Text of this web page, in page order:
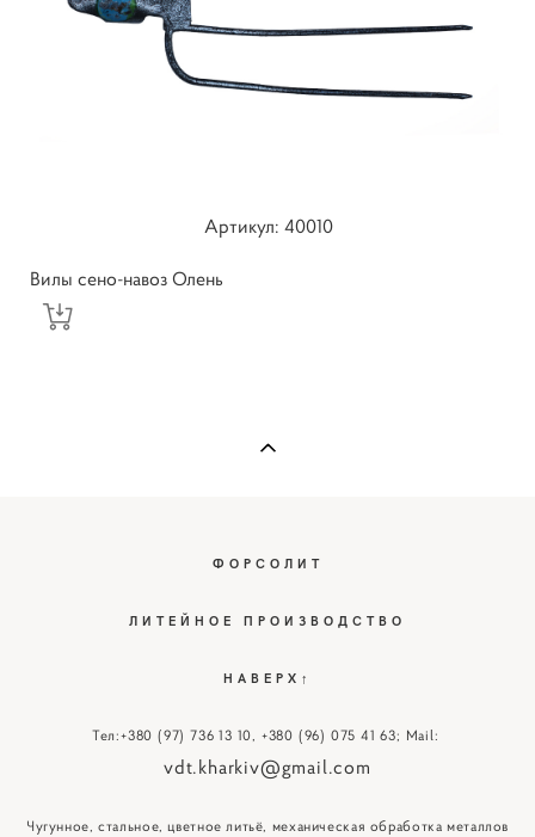
Артикул: 40010
Вилы сено-навоз Олень
ФОРСОЛИТ
ЛИТЕЙНОЕ ПРОИЗВОДСТВО
НАВЕРХ↑
Тел:+380 (97) 736 13 10, +380 (96) 075 41 63; Mail:
vdt.kharkiv@gmail.com
Чугунное, стальное, цветное литьё, механическая обработка металлов